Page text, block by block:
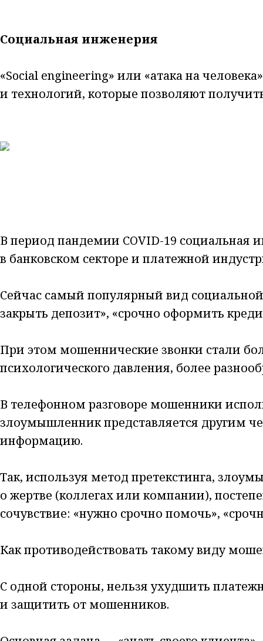
Социальная инженерия
«Social engineering» или «атака на
и технологий, которые позволяют
В период пандемии COVID-19 социальная
в банковском секторе и платежной
Сейчас самый популярный вид
закрыть депозит», «срочно оформить
При этом мошеннические звонки стали
психологического давления, более
В телефонном разговоре мошенники
злоумышленник представляется другим
информацию.
Так, используя метод претекстинга,
о жертве (коллегах или компании),
сочувствие: «нужно срочно помочь»,
Как противодействовать такому виду
С одной стороны, нельзя ухудшить
и защитить от мошенников.